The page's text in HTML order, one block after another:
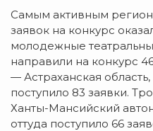
Самым активным
заявок на конкурс
молодежные
направили на конкурс
— Астраханская
поступило 83 заявки.
Ханты-Мансийский
оттуда поступило 66